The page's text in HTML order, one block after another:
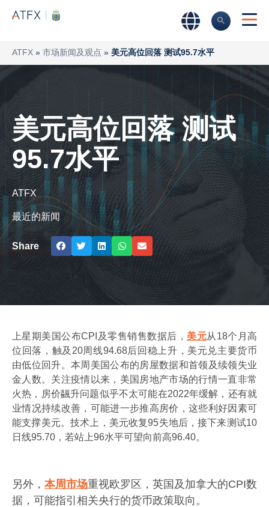
ATFX » 市场新闻及观点 » 美元高位回落 测试95.7水平
美元高位回落 测试
95.7水平
ATFX
最近的新闻
Share
上星期美国公布CPI及零售销售数据后， 美元从18个月高
位回落，触及20周线94.68后回稳上升，美元兑主要货币
由低位回升。本周美国公布的房屋数据和首领及续领失业
金人数。关注疫情以来，美国房地产市场的行情一直非常
火热，房价飊升问题似乎不太可能在2022年缓解，还有就
业情况持续改善，可能进一步推高房价，这些利好因素可
能支撑美元。技术上，美元收复95失地后，接下来测试10
日线95.70，若站上96水平可望向前高96.40。
另外， 本周市场重视欧罗区，英国及加拿大的CPI数
据，可能指引相关央行的货币政策取向。